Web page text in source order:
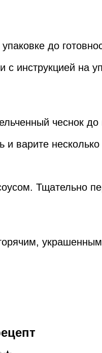
до
с инструкцией на
чеснок
варите несколько
Тщательно